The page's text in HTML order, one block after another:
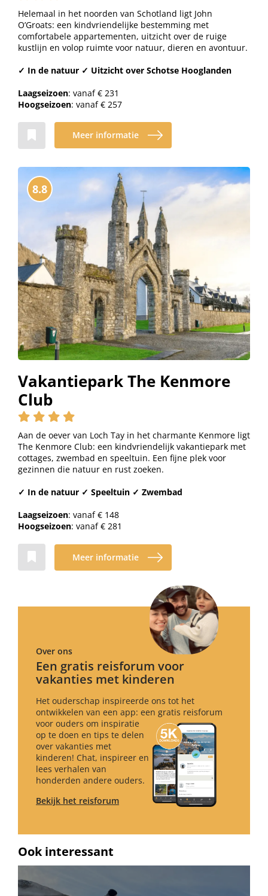
Helemaal in het noorden van Schotland ligt John
O’Groats: een kindvriendelijke bestemming met
comfortabele appartementen, uitzicht over de ruige
kustlijn en volop ruimte voor natuur, dieren en avontuur.
✓ In de natuur ✓ Uitzicht over Schotse Hooglanden
Laagseizoen: vanaf € 231
Hoogseizoen: vanaf € 257
Meer informatie
8.8
Vakantiepark The Kenmore
Club
Aan de oever van Loch Tay in het charmante Kenmore ligt
The Kenmore Club: een kindvriendelijk vakantiepark met
cottages, zwembad en speeltuin. Een fijne plek voor
gezinnen die natuur en rust zoeken.
✓ In de natuur ✓ Speeltuin ✓ Zwembad
Laagseizoen: vanaf € 148
Hoogseizoen: vanaf € 281
Meer informatie
Over ons
Een gratis reisforum voor
vakanties met kinderen
Het ouderschap inspireerde ons tot het
ontwikkelen van een app: een gratis reisforum
voor ouders om inspiratie
op te doen en tips te delen
over vakanties met
kinderen! Chat, inspireer en
lees verhalen van
honderden andere ouders.
Bekijk het reisforum
Ook interessant